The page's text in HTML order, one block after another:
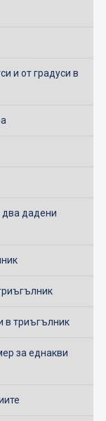
и от градуси в
два дадени
в триъгълник
за еднакви